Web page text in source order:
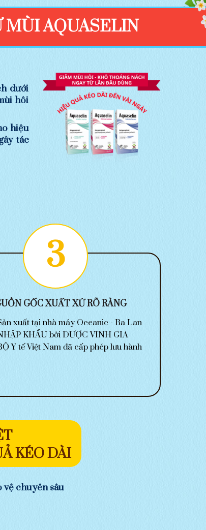
chuyên sâu
KÉO DÀI
dưới
hôi
hiệu
tác
3
GỐC XUẤT XỨ RÕ RÀNG
xuất tại nhà máy Oceanic - Ba Lan
KHẨU bởi DƯỢC VINH GIA
Y tế Việt Nam đã cấp phép lưu hành
MÙI AQUASELIN